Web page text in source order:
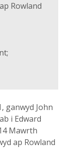
Rowland
ganwyd John
i Edward
Mawrth
ap Rowland